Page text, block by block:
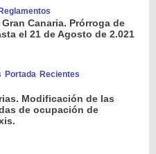
Canaria. Prórroga de
el 21 de Agosto de 2.021
Portada Recientes
Modificación de las
de ocupación de